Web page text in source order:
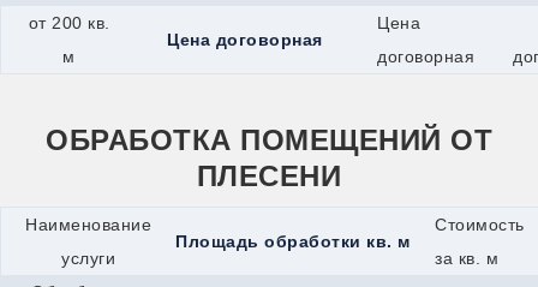
Одинцово
Оса
Павловский Посад
Переславль-Залесский
Псков
Пушкино
от 200 кв.
м
Цена договорная
Цена
договорная
ОБРАБОТКА ПОМЕЩЕНИЙ ОТ
ПЛЕСЕНИ
Наименование
услуги
Площадь обработки кв. м
Стоимость
за кв. м